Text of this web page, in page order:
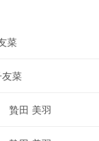
菜
菜
贄田 美羽